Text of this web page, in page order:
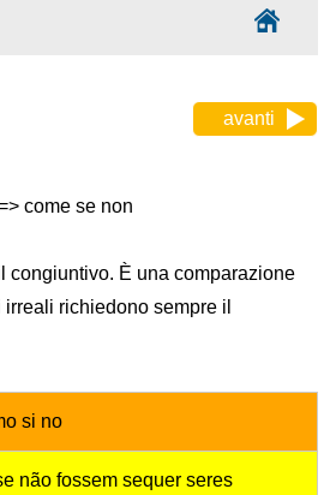
avanti
come se non
congiuntivo. È una comparazione
richiedono sempre il
si no
não fossem sequer seres